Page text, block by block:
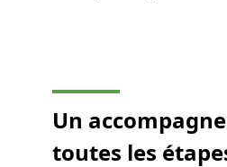
Un
toutes les